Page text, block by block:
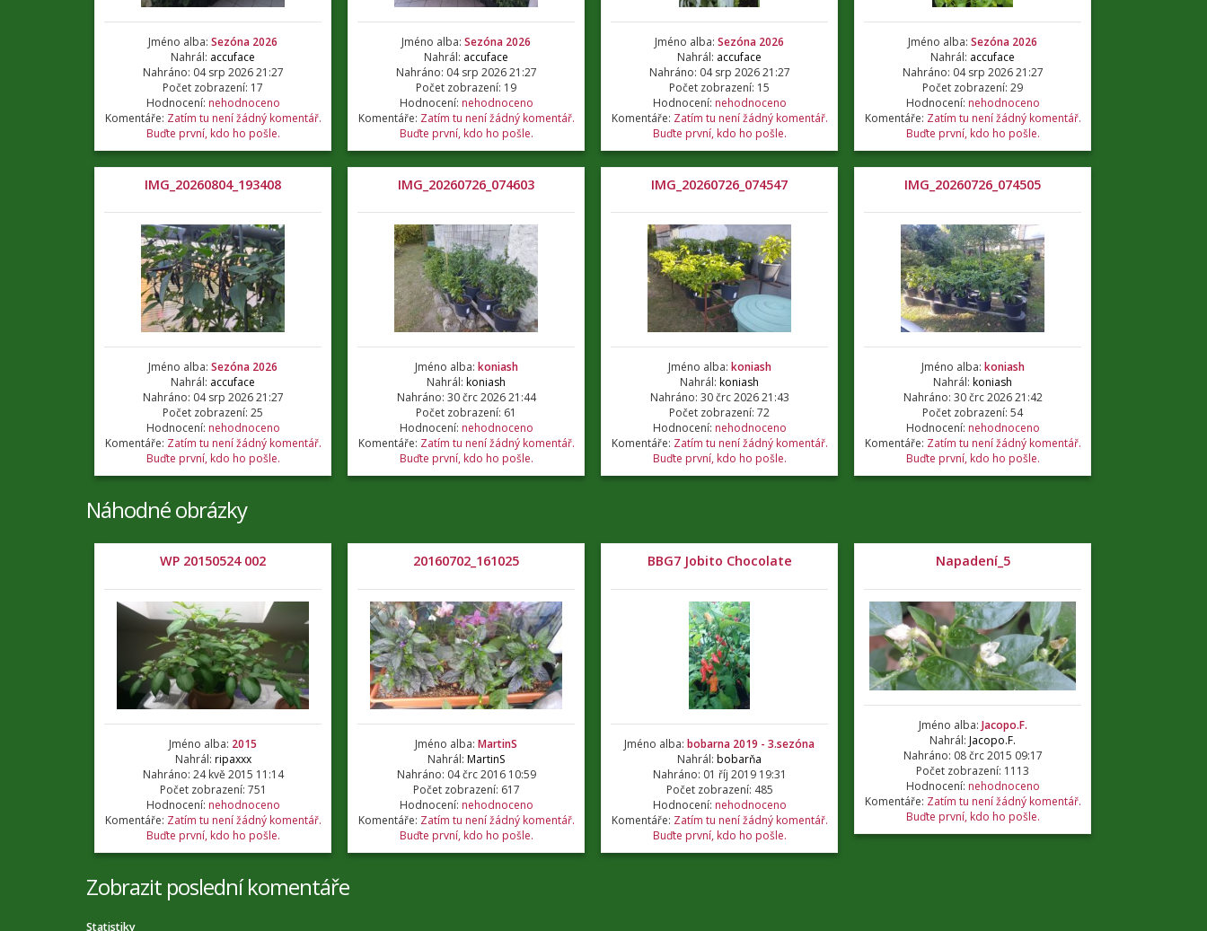
Jméno alba: Sezóna 2026
Nahrál: accuface
Nahráno: 04 srp 2026 21:27
Počet zobrazení: 17
Hodnocení: nehodnoceno
Komentáře: Zatím tu není žádný komentář.
Buďte první, kdo ho pošle.
Jméno alba: Sezóna 2026
Nahrál: accuface
Nahráno: 04 srp 2026 21:27
Počet zobrazení: 19
Hodnocení: nehodnoceno
Komentáře: Zatím tu není žádný komentář.
Buďte první, kdo ho pošle.
Jméno alba: Sezóna 2026
Nahrál: accuface
Nahráno: 04 srp 2026 21:27
Počet zobrazení: 15
Hodnocení: nehodnoceno
Komentáře: Zatím tu není žádný komentář.
Buďte první, kdo ho pošle.
Jméno alba: Sezóna 2026
Nahrál: accuface
Nahráno: 04 srp 2026 21:27
Počet zobrazení: 29
Hodnocení: nehodnoceno
Komentáře: Zatím tu není žádný komentář.
Buďte první, kdo ho pošle.
IMG_20260804_193408
Jméno alba: Sezóna 2026
Nahrál: accuface
Nahráno: 04 srp 2026 21:27
Počet zobrazení: 25
Hodnocení: nehodnoceno
Komentáře: Zatím tu není žádný komentář.
Buďte první, kdo ho pošle.
IMG_20260726_074603
Jméno alba: koniash
Nahrál: koniash
Nahráno: 30 črc 2026 21:44
Počet zobrazení: 61
Hodnocení: nehodnoceno
Komentáře: Zatím tu není žádný komentář.
Buďte první, kdo ho pošle.
IMG_20260726_074547
Jméno alba: koniash
Nahrál: koniash
Nahráno: 30 črc 2026 21:43
Počet zobrazení: 72
Hodnocení: nehodnoceno
Komentáře: Zatím tu není žádný komentář.
Buďte první, kdo ho pošle.
IMG_20260726_074505
Jméno alba: koniash
Nahrál: koniash
Nahráno: 30 črc 2026 21:42
Počet zobrazení: 54
Hodnocení: nehodnoceno
Komentáře: Zatím tu není žádný komentář.
Buďte první, kdo ho pošle.
Náhodné obrázky
WP 20150524 002
Jméno alba: 2015
Nahrál: ripaxxx
Nahráno: 24 kvě 2015 11:14
Počet zobrazení: 751
Hodnocení: nehodnoceno
Komentáře: Zatím tu není žádný komentář.
Buďte první, kdo ho pošle.
20160702_161025
Jméno alba: MartinS
Nahrál: MartinS
Nahráno: 04 črc 2016 10:59
Počet zobrazení: 617
Hodnocení: nehodnoceno
Komentáře: Zatím tu není žádný komentář.
Buďte první, kdo ho pošle.
BBG7 Jobito Chocolate
Jméno alba: bobarna 2019 - 3.sezóna
Nahrál: bobarňa
Nahráno: 01 říj 2019 19:31
Počet zobrazení: 485
Hodnocení: nehodnoceno
Komentáře: Zatím tu není žádný komentář.
Buďte první, kdo ho pošle.
Napadení_5
Jméno alba: Jacopo.F.
Nahrál: Jacopo.F.
Nahráno: 08 črc 2015 09:17
Počet zobrazení: 1113
Hodnocení: nehodnoceno
Komentáře: Zatím tu není žádný komentář.
Buďte první, kdo ho pošle.
Zobrazit poslední komentáře
Statistiky